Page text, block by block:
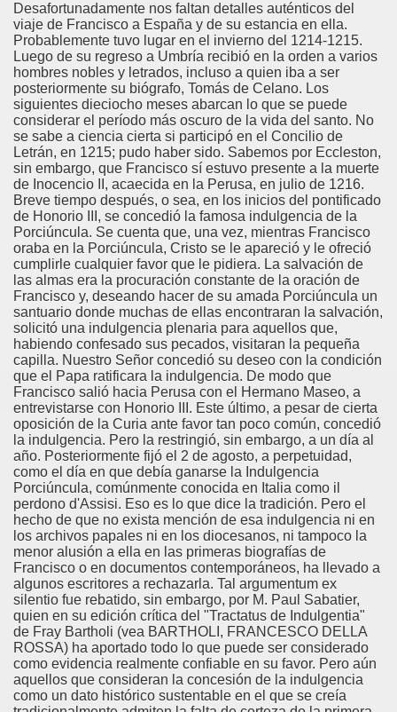
Desafortunadamente nos faltan detalles auténticos del
viaje de Francisco a España y de su estancia en ella.
Probablemente tuvo lugar en el invierno del 1214-1215.
Luego de su regreso a Umbría recibió en la orden a varios
hombres nobles y letrados, incluso a quien iba a ser
posteriormente su biógrafo, Tomás de Celano. Los
siguientes dieciocho meses abarcan lo que se puede
considerar el período más oscuro de la vida del santo. No
se sabe a ciencia cierta si participó en el Concilio de
Letrán, en 1215; pudo haber sido. Sabemos por Eccleston,
sin embargo, que Francisco sí estuvo presente a la muerte
de Inocencio II, acaecida en la Perusa, en julio de 1216.
Breve tiempo después, o sea, en los inicios del pontificado
de Honorio III, se concedió la famosa indulgencia de la
Porciúncula. Se cuenta que, una vez, mientras Francisco
oraba en la Porciúncula, Cristo se le apareció y le ofreció
cumplirle cualquier favor que le pidiera. La salvación de
las almas era la procuración constante de la oración de
Francisco y, deseando hacer de su amada Porciúncula un
santuario donde muchas de ellas encontraran la salvación,
solicitó una indulgencia plenaria para aquellos que,
habiendo confesado sus pecados, visitaran la pequeña
capilla. Nuestro Señor concedió su deseo con la condición
que el Papa ratificara la indulgencia. De modo que
Francisco salió hacia Perusa con el Hermano Maseo, a
entrevistarse con Honorio III. Este último, a pesar de cierta
oposición de la Curia ante favor tan poco común, concedió
la indulgencia. Pero la restringió, sin embargo, a un día al
año. Posteriormente fijó el 2 de agosto, a perpetuidad,
como el día en que debía ganarse la Indulgencia
Porciúncula, comúnmente conocida en Italia como il
perdono d'Assisi. Eso es lo que dice la tradición. Pero el
hecho de que no exista mención de esa indulgencia ni en
los archivos papales ni en los diocesanos, ni tampoco la
menor alusión a ella en las primeras biografías de
Francisco o en documentos contemporáneos, ha llevado a
algunos escritores a rechazarla. Tal argumentum ex
silentio fue rebatido, sin embargo, por M. Paul Sabatier,
quien en su edición crítica del "Tractatus de Indulgentia"
de Fray Bartholi (vea BARTHOLI, FRANCESCO DELLA
ROSSA) ha aportado todo lo que puede ser considerado
como evidencia realmente confiable en su favor. Pero aún
aquellos que consideran la concesión de la indulgencia
como un dato histórico sustentable en el que se creía